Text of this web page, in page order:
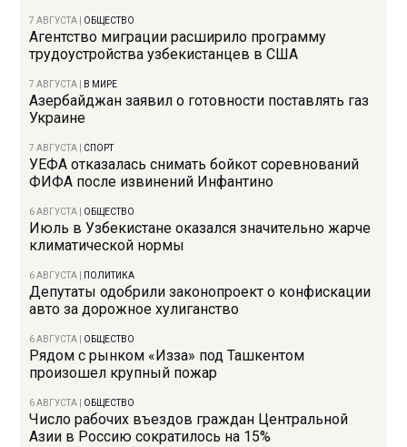
7 АВГУСТА ОБЩЕСТВО
Агентство миграции расширило программу
трудоустройства узбекистанцев в США
7 АВГУСТА В МИРЕ
Азербайджан заявил о готовности поставлять газ
Украине
7 АВГУСТА СПОРТ
УЕФА отказалась снимать бойкот соревнований
ФИФА после извинений Инфантино
6 АВГУСТА ОБЩЕСТВО
Июль в Узбекистане оказался значительно жарче
климатической нормы
6 АВГУСТА ПОЛИТИКА
Депутаты одобрили законопроект о конфискации
авто за дорожное хулиганство
6 АВГУСТА ОБЩЕСТВО
Рядом с рынком «Изза» под Ташкентом
произошел крупный пожар
6 АВГУСТА ОБЩЕСТВО
Число рабочих въездов граждан Центральной
Азии в Россию сократилось на 15%